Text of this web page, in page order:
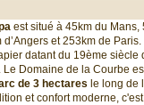
est situé à 45km du Mans,
et 253km de Paris.
datant du 19ème siècle
Domaine de la Courbe
de 3 hectares le long de
et confort moderne,